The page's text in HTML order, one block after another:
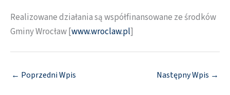
Realizowane działania są współfinansowane ze środków
Gminy Wrocław [www.wroclaw.pl]
← Poprzedni Wpis Następny Wpis →